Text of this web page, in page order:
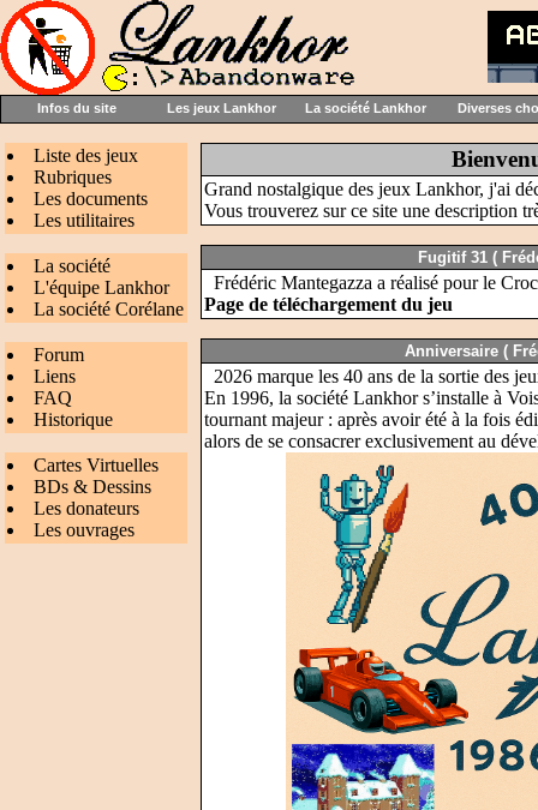
Infos du site Les jeux Lankhor La société Lankhor Diverses
Liste des jeux
Rubriques
Les documents
Les utilitaires
La société
L'équipe Lankhor
La société Corélane
Forum
Liens
FAQ
Historique
Cartes Virtuelles
BDs & Dessins
Les donateurs
Les ouvrages
Grand nostalgique des jeux Lankhor, j'ai
Vous trouverez sur ce site une description
Fugitif 31 (
Frédéric Mantegazza a réalisé pour le
Page de téléchargement du jeu
Anniversaire (
2026 marque les 40 ans de la sortie des
En 1996, la société Lankhor s’installe à
tournant majeur : après avoir été à la fois
alors de se consacrer exclusivement au